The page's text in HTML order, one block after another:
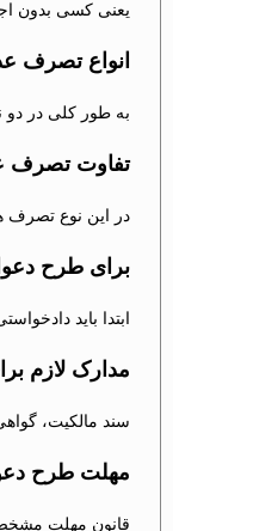
یعنی کسی بدون
انواع تصرف
به طور کلی در دو
تفاوت تصرف
در این نوع تصرف
برای طرح
ابتدا باید
مدارک لازم
سند مالکیت،
مهلت طرح
قانون مهلت